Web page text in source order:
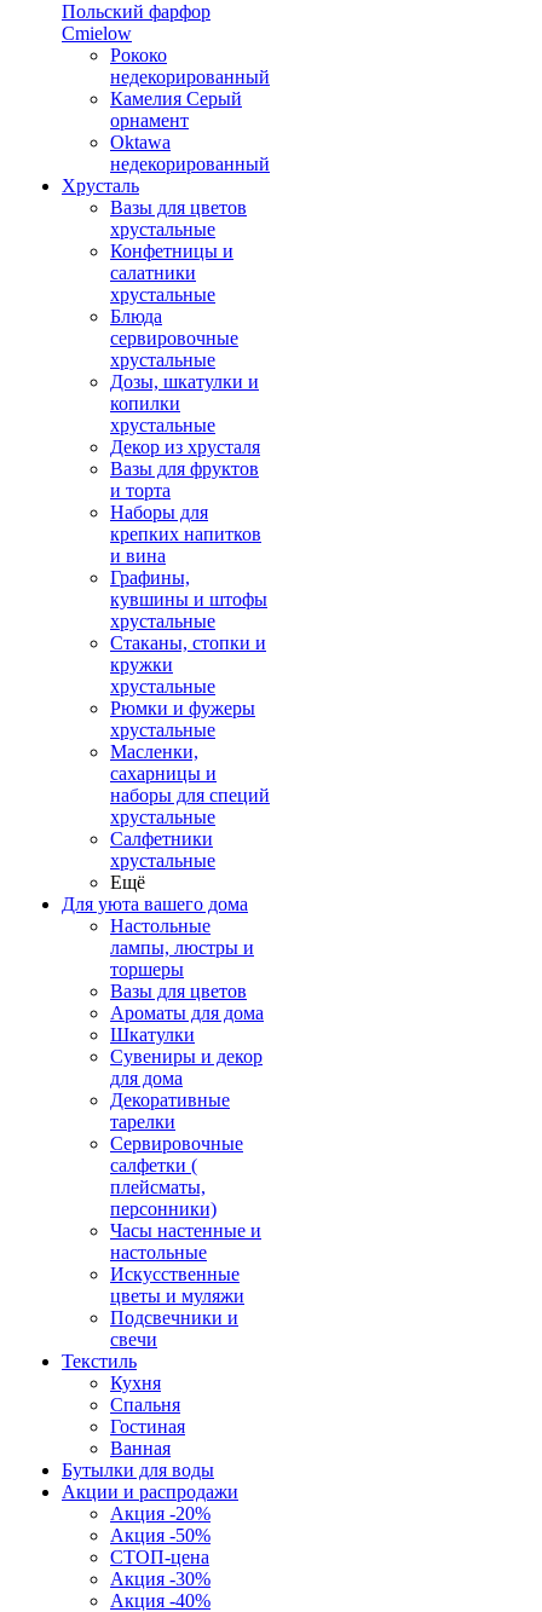
Польский фарфор
Сmielow
Рококо
недекорированный
Камелия Серый
орнамент
Oktawa
недекорированный
Хрусталь
Вазы для цветов
хрустальные
Конфетницы и
салатники
хрустальные
Блюда
сервировочные
хрустальные
Дозы, шкатулки и
копилки
хрустальные
Декор из хрусталя
Вазы для фруктов
и торта
Наборы для
крепких напитков
и вина
Графины,
кувшины и штофы
хрустальные
Стаканы, стопки и
кружки
хрустальные
Рюмки и фужеры
хрустальные
Масленки,
сахарницы и
наборы для специй
хрустальные
Салфетники
хрустальные
Ещё
Для уюта вашего дома
Настольные
лампы, люстры и
торшеры
Вазы для цветов
Ароматы для дома
Шкатулки
Сувениры и декор
для дома
Декоративные
тарелки
Сервировочные
салфетки (
плейсматы,
персонники)
Часы настенные и
настольные
Искусственные
цветы и муляжи
Подсвечники и
свечи
Текстиль
Кухня
Спальня
Гостиная
Ванная
Бутылки для воды
Акции и распродажи
Акция -20%
Акция -50%
СТОП-цена
Акция -30%
Акция -40%